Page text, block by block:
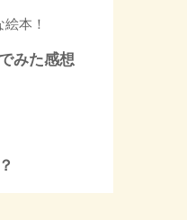
本！
みた感想